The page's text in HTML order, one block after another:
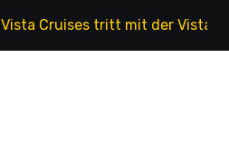
Vista Cruises tritt mit der Vista